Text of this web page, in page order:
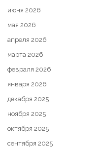
июня 2026
мая 2026
апреля 2026
марта 2026
февраля 2026
января 2026
декабря 2025
ноября 2025
октября 2025
сентября 2025